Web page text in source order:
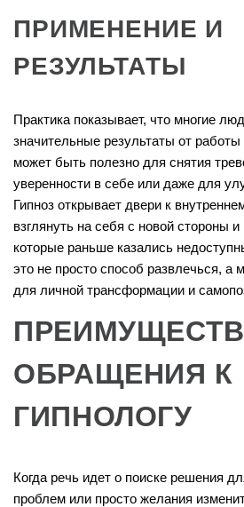
ПРИМЕНЕНИЕ И
РЕЗУЛЬТАТЫ
Практика показывает, что многие
значительные результаты от
может быть полезно для снятия
уверенности в себе или даже для
Гипноз открывает двери к
взглянуть на себя с новой стороны
которые раньше казались
это не просто способ развлечься, а
для личной трансформации и
ОБРАЩЕНИЯ К
ГИПНОЛОГУ
Когда речь идет о поиске решения
проблем или просто желания